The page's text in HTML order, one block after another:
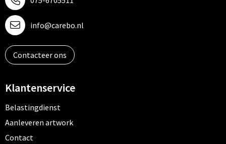
info@carebo.nl
Contacteer ons
Klantenservice
Belastingdienst
Aanleveren artwork
Contact